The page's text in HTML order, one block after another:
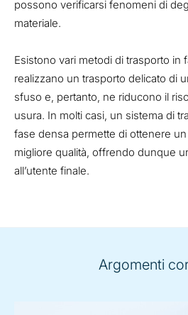
possono verificarsi fenomeni di
materiale.
Esistono vari metodi di trasporto in
realizzano un trasporto delicato di
sfuso e, pertanto, ne riducono il
usura. In molti casi, un sistema di
fase densa permette di ottenere
migliore qualità, offrendo dunque
all’utente finale.
Argomenti